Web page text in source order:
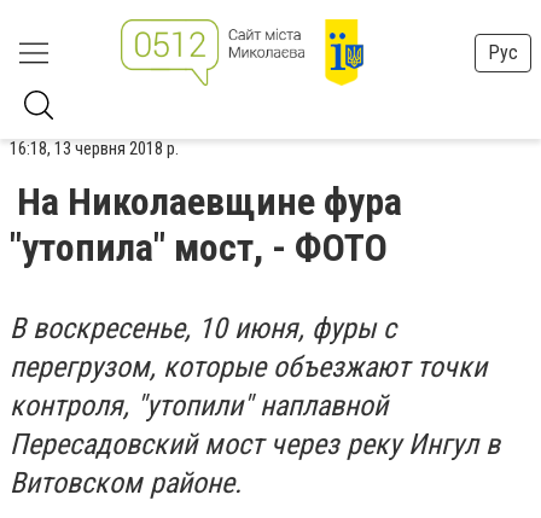
Рус
16:18, 13 червня 2018 р.
На Николаевщине фура
"утопила" мост, - ФОТО
В воскресенье, 10 июня, фуры с
перегрузом, которые объезжают точки
контроля, "утопили" наплавной
Пересадовский мост через реку Ингул в
Витовском районе.